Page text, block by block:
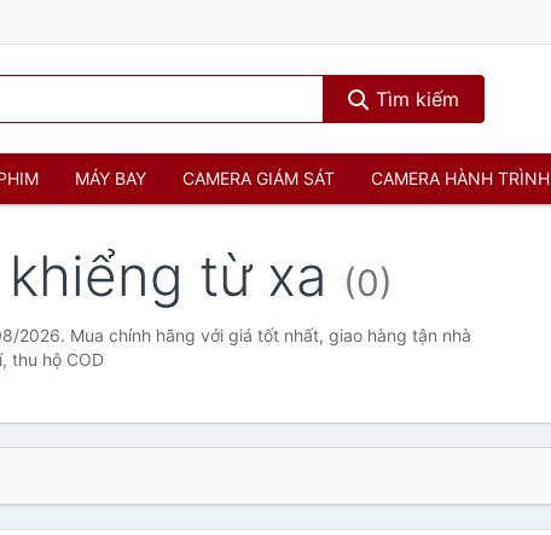
Tìm kiếm
MÁY BAY CAMERA GIÁM SÁT CAMERA HÀNH TRÌNH
từ xa (0)
2026. Mua chính hãng với giá tốt nhất, giao hàng tận nhà
thu hộ COD